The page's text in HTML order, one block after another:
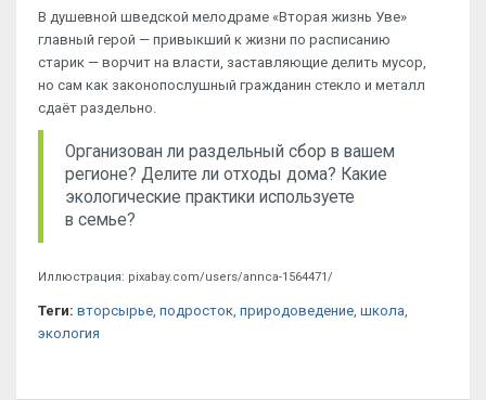
В душевной шведской мелодраме «Вторая жизнь Уве»
главный герой — привыкший к жизни по расписанию
старик — ворчит на власти, заставляющие делить мусор,
но сам как законопослушный гражданин стекло и металл
сдаёт раздельно.
Организован ли раздельный сбор в вашем
регионе? Делите ли отходы дома? Какие
экологические практики используете
в семье?
Иллюстрация: pixabay.com/users/annca-1564471/
Теги: вторсырье, подросток, природоведение, школа,
экология